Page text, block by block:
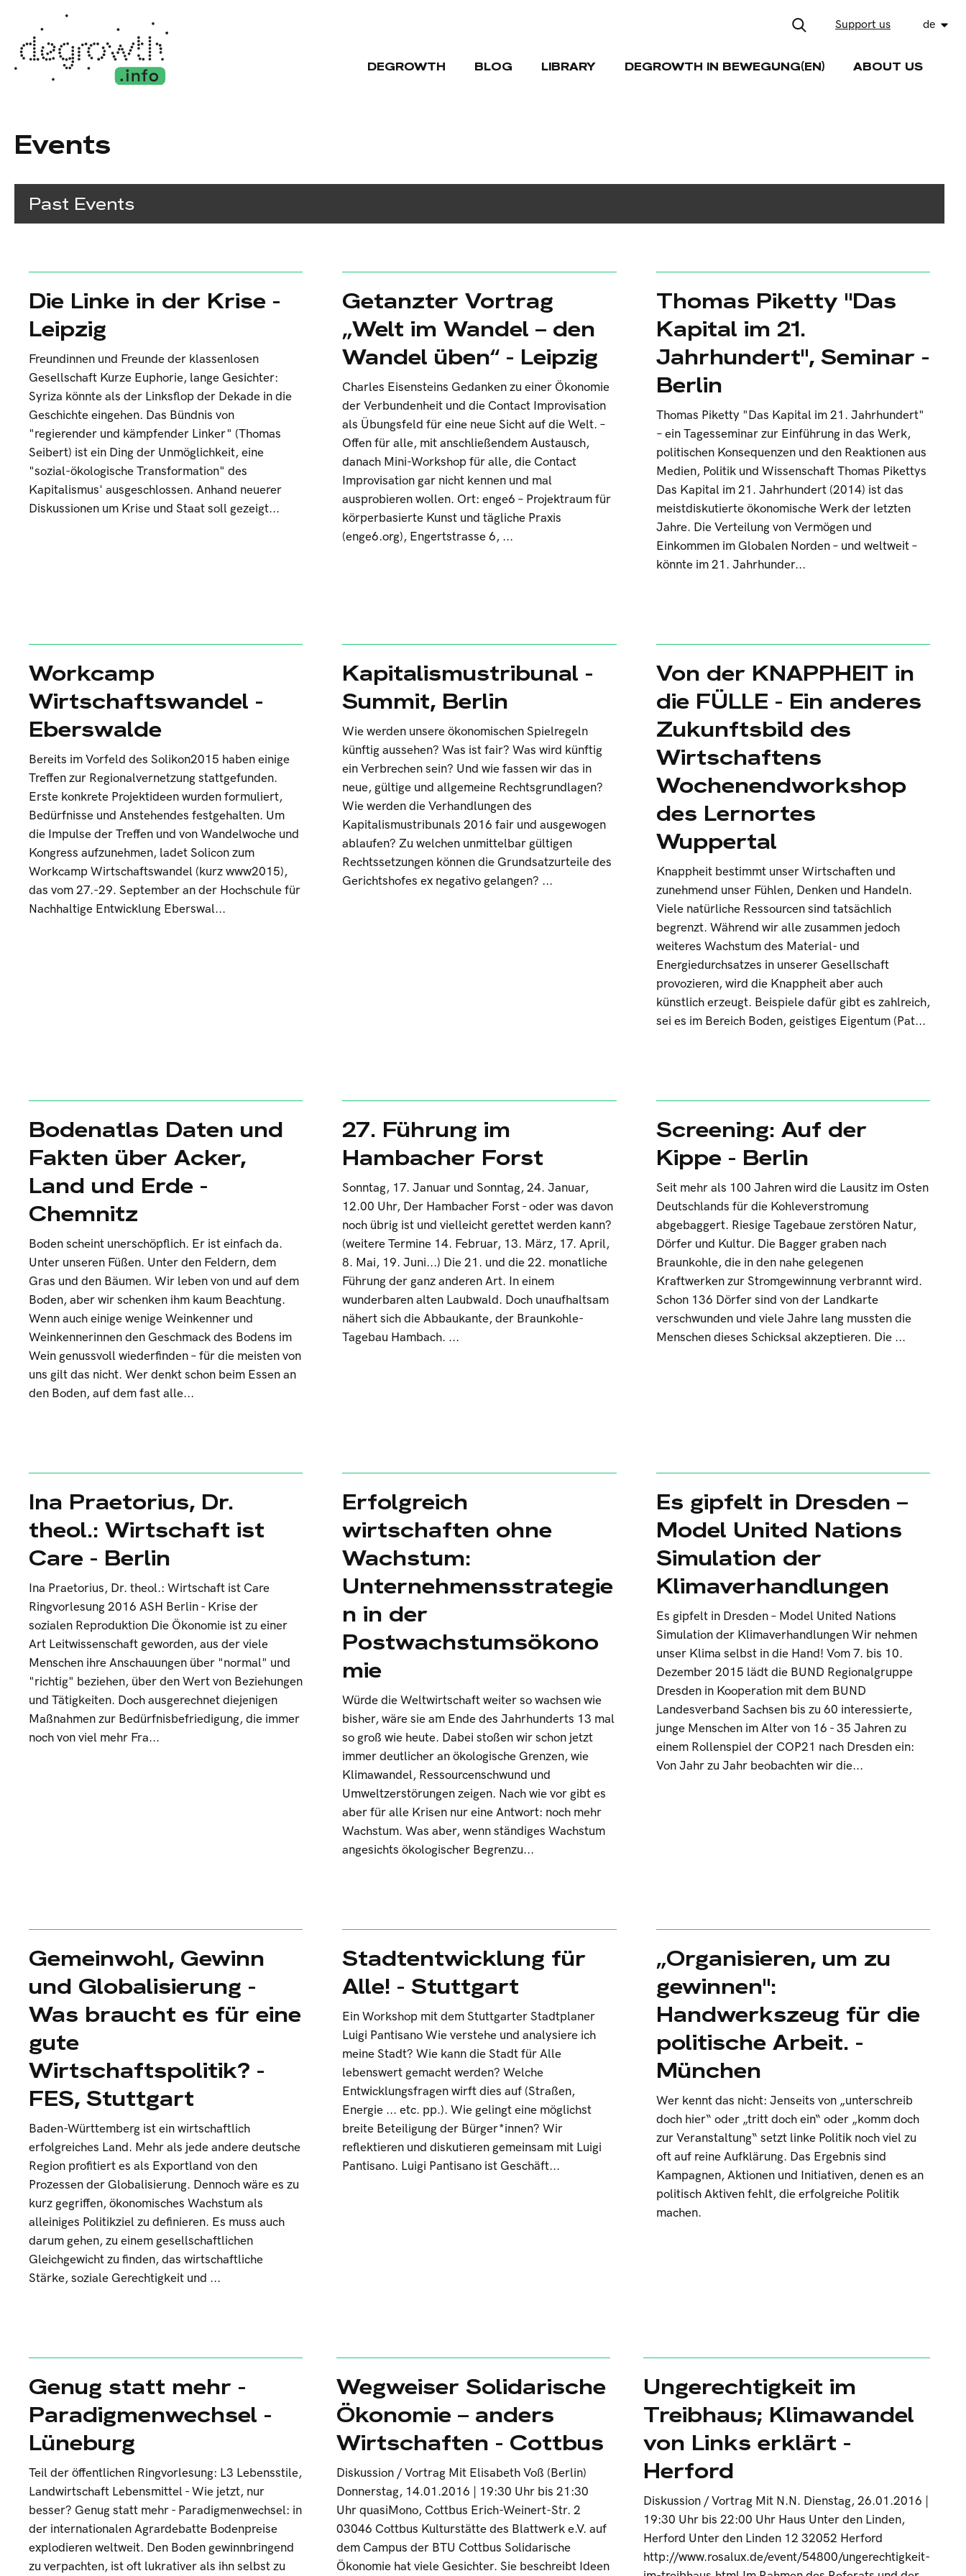
Support us de
DEGROWTH BLOG LIBRARY DEGROWTH IN BEWEGUNG(EN) ABOUT US
Events
Past Events
Die Linke in der Krise -
Leipzig
Freundinnen und Freunde der klassenlosen
Gesellschaft Kurze Euphorie, lange Gesichter:
Syriza könnte als der Linksflop der Dekade in die
Geschichte eingehen. Das Bündnis von
"regierender und kämpfender Linker" (Thomas
Seibert) ist ein Ding der Unmöglichkeit, eine
"sozial-ökologische Transformation" des
Kapitalismus' ausgeschlossen. Anhand neuerer
Diskussionen um Krise und Staat soll gezeigt...
Getanzter Vortrag
„Welt im Wandel – den
Wandel üben“ - Leipzig
Charles Eisensteins Gedanken zu einer Ökonomie
der Verbundenheit und die Contact Improvisation
als Übungsfeld für eine neue Sicht auf die Welt. –
Offen für alle, mit anschließendem Austausch,
danach Mini-Workshop für alle, die Contact
Improvisation gar nicht kennen und mal
ausprobieren wollen. Ort: enge6 – Projektraum für
körperbasierte Kunst und tägliche Praxis
(enge6.org), Engertstrasse 6, ...
Thomas Piketty "Das
Kapital im 21.
Jahrhundert", Seminar -
Berlin
Thomas Piketty "Das Kapital im 21. Jahrhundert"
– ein Tagesseminar zur Einführung in das Werk,
politischen Konsequenzen und den Reaktionen aus
Medien, Politik und Wissenschaft Thomas Pikettys
Das Kapital im 21. Jahrhundert (2014) ist das
meistdiskutierte ökonomische Werk der letzten
Jahre. Die Verteilung von Vermögen und
Einkommen im Globalen Norden – und weltweit –
könnte im 21. Jahrhunder...
Workcamp
Wirtschaftswandel -
Eberswalde
Bereits im Vorfeld des Solikon2015 haben einige
Treffen zur Regionalvernetzung stattgefunden.
Erste konkrete Projektideen wurden formuliert,
Bedürfnisse und Anstehendes festgehalten. Um
die Impulse der Treffen und von Wandelwoche und
Kongress aufzunehmen, ladet Solicon zum
Workcamp Wirtschaftswandel (kurz www2015),
das vom 27.-29. September an der Hochschule für
Nachhaltige Entwicklung Eberswal...
Kapitalismustribunal -
Summit, Berlin
Wie werden unsere ökonomischen Spielregeln
künftig aussehen? Was ist fair? Was wird künftig
ein Verbrechen sein? Und wie fassen wir das in
neue, gültige und allgemeine Rechtsgrundlagen?
Wie werden die Verhandlungen des
Kapitalismustribunals 2016 fair und ausgewogen
ablaufen? Zu welchen unmittelbar gültigen
Rechtssetzungen können die Grundsatzurteile des
Gerichtshofes ex negativo gelangen? ...
Von der KNAPPHEIT in
die FÜLLE - Ein anderes
Zukunftsbild des
Wirtschaftens
Wochenendworkshop
des Lernortes
Wuppertal
Knappheit bestimmt unser Wirtschaften und
zunehmend unser Fühlen, Denken und Handeln.
Viele natürliche Ressourcen sind tatsächlich
begrenzt. Während wir alle zusammen jedoch
weiteres Wachstum des Material- und
Energiedurchsatzes in unserer Gesellschaft
provozieren, wird die Knappheit aber auch
künstlich erzeugt. Beispiele dafür gibt es zahlreich,
sei es im Bereich Boden, geistiges Eigentum (Pat...
Bodenatlas Daten und
Fakten über Acker,
Land und Erde -
Chemnitz
Boden scheint unerschöpflich. Er ist einfach da.
Unter unseren Füßen. Unter den Feldern, dem
Gras und den Bäumen. Wir leben von und auf dem
Boden, aber wir schenken ihm kaum Beachtung.
Wenn auch einige wenige Weinkenner und
Weinkennerinnen den Geschmack des Bodens im
Wein genussvoll wiederfinden – für die meisten von
uns gilt das nicht. Wer denkt schon beim Essen an
den Boden, auf dem fast alle...
27. Führung im
Hambacher Forst
Sonntag, 17. Januar und Sonntag, 24. Januar,
12.00 Uhr, Der Hambacher Forst - oder was davon
noch übrig ist und vielleicht gerettet werden kann?
(weitere Termine 14. Februar, 13. März, 17. April,
8. Mai, 19. Juni...) Die 21. und die 22. monatliche
Führung der ganz anderen Art. In einem
wunderbaren alten Laubwald. Doch unaufhaltsam
nähert sich die Abbaukante, der Braunkohle-
Tagebau Hambach. ...
Screening: Auf der
Kippe - Berlin
Seit mehr als 100 Jahren wird die Lausitz im Osten
Deutschlands für die Kohleverstromung
abgebaggert. Riesige Tagebaue zerstören Natur,
Dörfer und Kultur. Die Bagger graben nach
Braunkohle, die in den nahe gelegenen
Kraftwerken zur Stromgewinnung verbrannt wird.
Schon 136 Dörfer sind von der Landkarte
verschwunden und viele Jahre lang mussten die
Menschen dieses Schicksal akzeptieren. Die ...
Ina Praetorius, Dr.
theol.: Wirtschaft ist
Care - Berlin
Ina Praetorius, Dr. theol.: Wirtschaft ist Care
Ringvorlesung 2016 ASH Berlin - Krise der
sozialen Reproduktion Die Ökonomie ist zu einer
Art Leitwissenschaft geworden, aus der viele
Menschen ihre Anschauungen über "normal" und
"richtig" beziehen, über den Wert von Beziehungen
und Tätigkeiten. Doch ausgerechnet diejenigen
Maßnahmen zur Bedürfnisbefriedigung, die immer
noch von viel mehr Fra...
Erfolgreich
wirtschaften ohne
Wachstum:
Unternehmensstrategie
n in der
Postwachstumsökono
mie
Würde die Weltwirtschaft weiter so wachsen wie
bisher, wäre sie am Ende des Jahrhunderts 13 mal
so groß wie heute. Dabei stoßen wir schon jetzt
immer deutlicher an ökologische Grenzen, wie
Klimawandel, Ressourcenschwund und
Umweltzerstörungen zeigen. Nach wie vor gibt es
aber für alle Krisen nur eine Antwort: noch mehr
Wachstum. Was aber, wenn ständiges Wachstum
angesichts ökologischer Begrenzu...
Es gipfelt in Dresden –
Model United Nations
Simulation der
Klimaverhandlungen
Es gipfelt in Dresden – Model United Nations
Simulation der Klimaverhandlungen Wir nehmen
unser Klima selbst in die Hand! Vom 7. bis 10.
Dezember 2015 lädt die BUND Regionalgruppe
Dresden in Kooperation mit dem BUND
Landesverband Sachsen bis zu 60 interessierte,
junge Menschen im Alter von 16 - 35 Jahren zu
einem Rollenspiel der COP21 nach Dresden ein:
Von Jahr zu Jahr beobachten wir die...
Gemeinwohl, Gewinn
und Globalisierung -
Was braucht es für eine
gute
Wirtschaftspolitik? -
FES, Stuttgart
Baden-Württemberg ist ein wirtschaftlich
erfolgreiches Land. Mehr als jede andere deutsche
Region profitiert es als Exportland von den
Prozessen der Globalisierung. Dennoch wäre es zu
kurz gegriffen, ökonomisches Wachstum als
alleiniges Politikziel zu definieren. Es muss auch
darum gehen, zu einem gesellschaftlichen
Gleichgewicht zu finden, das wirtschaftliche
Stärke, soziale Gerechtigkeit und ...
Stadtentwicklung für
Alle! - Stuttgart
Ein Workshop mit dem Stuttgarter Stadtplaner
Luigi Pantisano Wie verstehe und analysiere ich
meine Stadt? Wie kann die Stadt für Alle
lebenswert gemacht werden? Welche
Entwicklungsfragen wirft dies auf (Straßen,
Energie ... etc. pp.). Wie gelingt eine möglichst
breite Beteiligung der Bürger*innen? Wir
reflektieren und diskutieren gemeinsam mit Luigi
Pantisano. Luigi Pantisano ist Geschäft...
„Organisieren, um zu
gewinnen":
Handwerkszeug für die
politische Arbeit. -
München
Wer kennt das nicht: Jenseits von „unterschreib
doch hier“ oder „tritt doch ein“ oder „komm doch
zur Veranstaltung“ setzt linke Politik noch viel zu
oft auf reine Aufklärung. Das Ergebnis sind
Kampagnen, Aktionen und Initiativen, denen es an
politisch Aktiven fehlt, die erfolgreiche Politik
machen.
Genug statt mehr -
Paradigmenwechsel -
Lüneburg
Teil der öffentlichen Ringvorlesung: L3 Lebensstile,
Landwirtschaft Lebensmittel - Wie jetzt, nur
besser? Genug statt mehr - Paradigmenwechsel: in
der internationalen Agrardebatte Bodenpreise
explodieren weltweit. Den Boden gewinnbringend
zu verpachten, ist oft lukrativer als ihn selbst zu
Wegweiser Solidarische
Ökonomie – anders
Wirtschaften - Cottbus
Diskussion / Vortrag Mit Elisabeth Voß (Berlin)
Donnerstag, 14.01.2016 | 19:30 Uhr bis 21:30
Uhr quasiMono, Cottbus Erich-Weinert-Str. 2
03046 Cottbus Kulturstätte des Blattwerk e.V. auf
dem Campus der BTU Cottbus Solidarische
Ökonomie hat viele Gesichter. Sie beschreibt Ideen
Ungerechtigkeit im
Treibhaus; Klimawandel
von Links erklärt -
Herford
Diskussion / Vortrag Mit N.N. Dienstag, 26.01.2016 |
19:30 Uhr bis 22:00 Uhr Haus Unter den Linden,
Herford Unter den Linden 12 32052 Herford
http://www.rosalux.de/event/54800/ungerechtigkeit-